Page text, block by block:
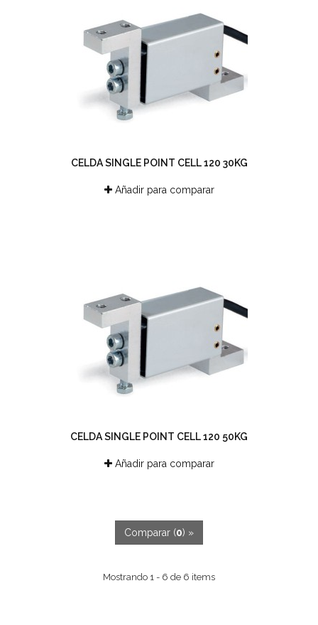
CELDA SINGLE POINT CELL 120 30KG
Añadir para comparar
CELDA SINGLE POINT CELL 120 50KG
Añadir para comparar
Comparar (0) »
Mostrando 1 - 6 de 6 items